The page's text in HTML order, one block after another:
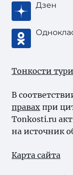
Дзен
Тонкости
В
правах при
Tonkosti.ru
на источник
Карта сайта